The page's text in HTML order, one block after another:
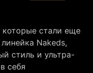
стали еще
Nakeds,
стиль и ультра-
себя